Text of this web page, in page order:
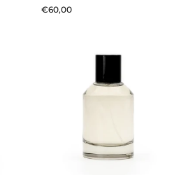
€60,00